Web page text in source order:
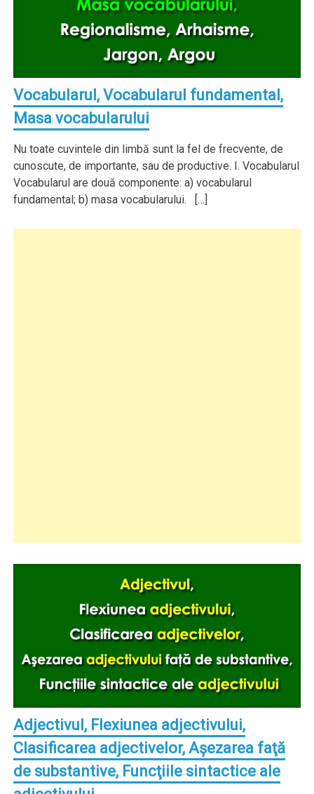
Vocabularul, Vocabularul fundamental,
Masa vocabularului
Nu toate cuvintele din limbă sunt la fel de frecvente, de
cunoscute, de importante, sau de productive. I. Vocabularul
Vocabularul are două componente: a) vocabularul
fundamental; b) masa vocabularului. […]
Adjectivul, Flexiunea adjectivului,
Clasificarea adjectivelor, Aşezarea faţă
de substantive, Funcţiile sintactice ale